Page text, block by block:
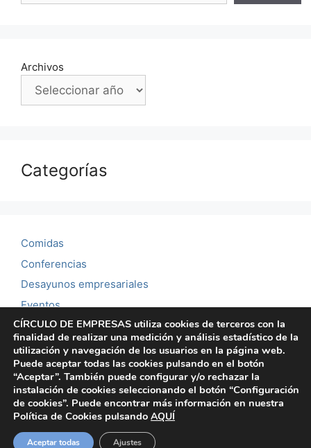
Archivos
Categorías
Comidas
Conferencias
Desayunos empresariales
Eventos
Noticias
Reuniones mensuales
Showroom
© 2026 Círculo de empresas | Ateneo Mercantil de
Valencia
CÍRCULO DE EMPRESAS utiliza cookies de terceros con la
finalidad de realizar una medición y análisis estadístico de la
utilización y navegación de los usuarios en la página web.
Puede aceptar todas las cookies pulsando en el botón
“Aceptar”. También puede configurar y/o rechazar la
instalación de cookies seleccionando el botón “Configuración
de cookies”. Puede encontrar más información en nuestra
Política de Cookies pulsando AQUÍ
Aceptar todas Ajustes